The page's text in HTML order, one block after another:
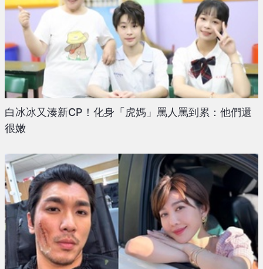
白冰冰又湊新CP！化身「虎媽」罵人罵到累：他們還
很嫩